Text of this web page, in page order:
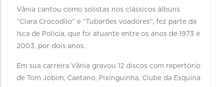
Vânia cantou como solistas nos clássicos álbuns
“Clara Crocodilo” e “Tubarões voadores”, fez parte da
Isca de Polícia, que foi atuante entre os anos de 1973 e
2003, por dois anos.
Em sua carreira Vânia gravou 12 discos com repertório
de Tom Jobim, Caetano, Pixinguinha, Clube da Esquina